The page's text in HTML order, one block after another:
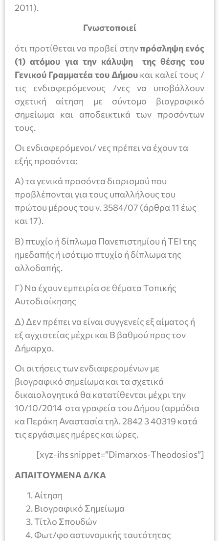
2011).
Γνωστοποιεί
ότι προτίθεται να προβεί στηνπρόσληψη ενός
(1) ατόμου για την κάλυψη της θέσης του
Γενικού Γραμματέα του Δήμου και καλεί τους /
τις ενδιαφερόμενους /νες να υποβάλλουν
σχετική αίτηση με σύντομο βιογραφικό
σημείωμα και αποδεικτικά των προσόντων
τους.
Οι ενδιαφερόμενοι/ νες πρέπει να έχουν τα
εξής προσόντα:
Α) τα γενικά προσόντα διορισμού που
προβλέπονται για τους υπαλλήλους του
πρώτου μέρους του ν. 3584/07 (άρθρα 11 έως
και 17).
Β) πτυχίο ή δίπλωμα Πανεπιστημίου ή ΤΕΙ της
ημεδαπής ή ισότιμο πτυχίο ή δίπλωμα της
αλλοδαπής.
Γ) Να έχουν εμπειρία σε θέματα Τοπικής
Αυτοδιοίκησης
Δ) Δεν πρέπει να είναι συγγενείς εξ αίματος ή
εξ αγχιστείας μέχρι και Β βαθμού προς τον
Δήμαρχο.
Οι αιτήσεις των ενδιαφερομένων με
βιογραφικό σημείωμα και τα σχετικά
δικαιολογητικά θα κατατίθενται μέχρι την
10/10/2014 στα γραφεία του Δήμου (αρμόδια
κα Περάκη Αναστασία τηλ. 2842 3 40319 κατά
τις εργάσιμες ημέρες και ώρες.
[xyz-ihs snippet=”Dimarxos-Theodosios”]
ΑΠΑΙΤΟΥΜΕΝΑ Δ/ΚΑ
Αίτηση
Βιογραφικό Σημείωμα
Τίτλο Σπουδών
Φωτ/φο αστυνομικής ταυτότητας